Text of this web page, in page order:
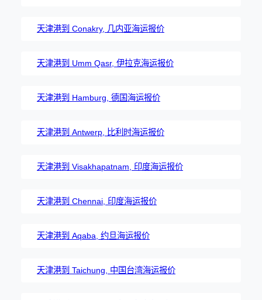
天津港到 Conakry, 几内亚海运报价
天津港到 Umm Qasr, 伊拉克海运报价
天津港到 Hamburg, 德国海运报价
天津港到 Antwerp, 比利时海运报价
天津港到 Visakhapatnam, 印度海运报价
天津港到 Chennai, 印度海运报价
天津港到 Aqaba, 约旦海运报价
天津港到 Taichung, 中国台湾海运报价